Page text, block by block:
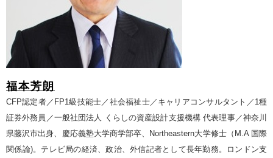
福本芳朗
CFP認定者／FP1級技能士／社会福祉士／キャリアコンサルタント／1種
証券外務員／一般社団法人 くらしの資産設計支援機構 代表理事／神奈川
県藤沢市出身、慶応義塾大学商学部卒、Northeastern大学修士（M.A 国際
関係論)。テレビ局の経済、政治、外信記者として長年勤務。ロンドン支